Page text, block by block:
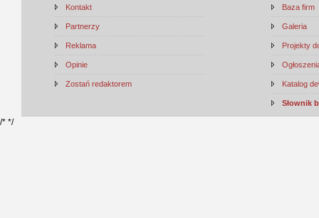
Kontakt
Partnerzy
Reklama
Opinie
Zostań redaktorem
Baza firm
Galeria
Projekty
Katalog
Słownik
/* */